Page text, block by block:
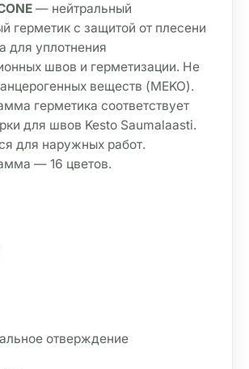
— нейтральный
герметик с защитой от плесени
для уплотнения
швов и герметизации. Не
веществ (MEKO).
герметика соответствует
для швов Kesto Saumalaasti.
для наружных работ.
— 16 цветов.
отверждение